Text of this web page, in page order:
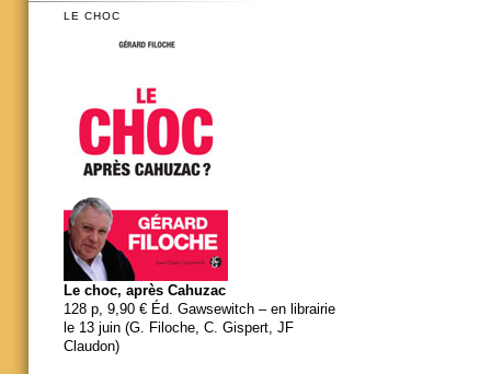
LE CHOC
Le choc, après Cahuzac
128 p, 9,90 € Éd. Gawsewitch – en librairie
le 13 juin (G. Filoche, C. Gispert, JF
Claudon)